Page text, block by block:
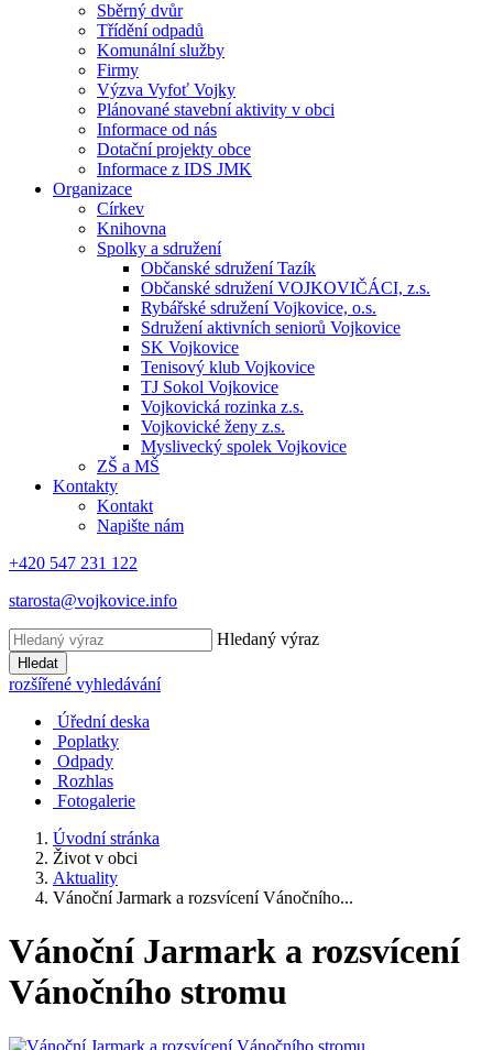
Sběrný dvůr
Třídění odpadů
Komunální služby
Firmy
Výzva Vyfoť Vojky
Plánované stavební aktivity v obci
Informace od nás
Dotační projekty obce
Informace z IDS JMK
Organizace
Církev
Knihovna
Spolky a sdružení
Občanské sdružení Tazík
Občanské sdružení VOJKOVIČÁCI, z.s.
Rybářské sdružení Vojkovice, o.s.
Sdružení aktivních seniorů Vojkovice
SK Vojkovice
Tenisový klub Vojkovice
TJ Sokol Vojkovice
Vojkovická rozinka z.s.
Vojkovické ženy z.s.
Myslivecký spolek Vojkovice
ZŠ a MŠ
Kontakty
Kontakt
Napište nám
+420 547 231 122
starosta@vojkovice.info
Hledaný výraz
Hledat
rozšířené vyhledávání
Úřední deska
Poplatky
Odpady
Rozhlas
Fotogalerie
Úvodní stránka
Život v obci
Aktuality
Vánoční Jarmark a rozsvícení Vánočního...
Vánoční Jarmark a rozsvícení
Vánočního stromu